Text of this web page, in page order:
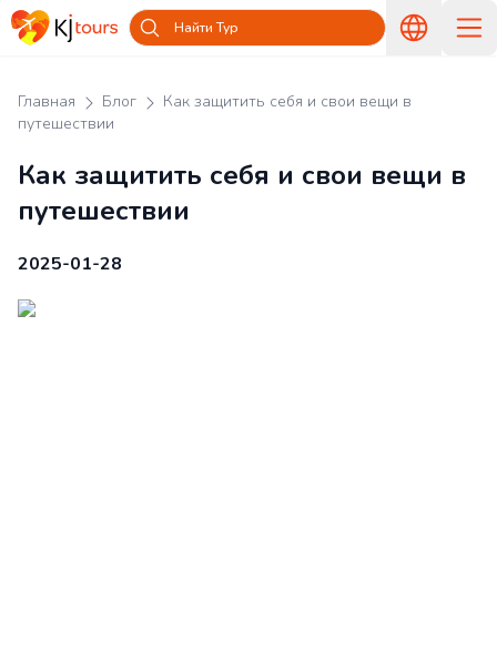
Найти Тур
Главная Блог
Как защитить себя и свои вещи в
путешествии
Как защитить себя и свои вещи в
путешествии
2025-01-28